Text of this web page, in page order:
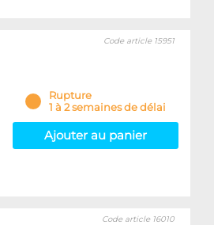
Code article 15951
Rupture
1 à 2 semaines de délai
Ajouter au panier
Code article 16010